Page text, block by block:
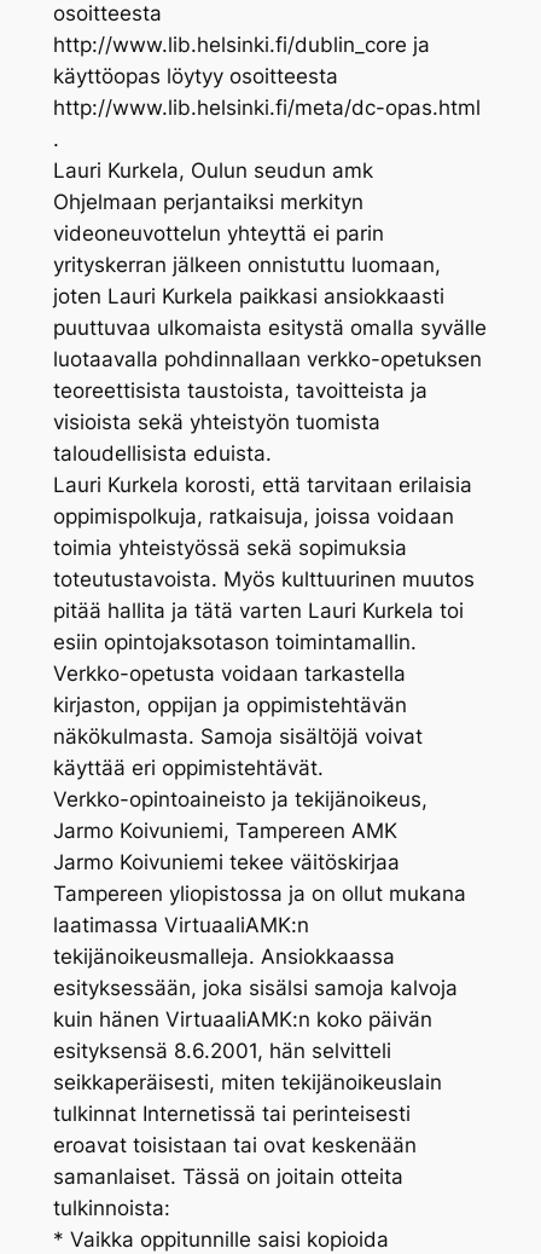
osoitteesta
http://www.lib.helsinki.fi/dublin_core ja
käyttöopas löytyy osoitteesta
http://www.lib.helsinki.fi/meta/dc-opas.html
.
Lauri Kurkela, Oulun seudun amk
Ohjelmaan perjantaiksi merkityn
videoneuvottelun yhteyttä ei parin
yrityskerran jälkeen onnistuttu luomaan,
joten Lauri Kurkela paikkasi ansiokkaasti
puuttuvaa ulkomaista esitystä omalla syvälle
luotaavalla pohdinnallaan verkko-opetuksen
teoreettisista taustoista, tavoitteista ja
visioista sekä yhteistyön tuomista
taloudellisista eduista.
Lauri Kurkela korosti, että tarvitaan erilaisia
oppimispolkuja, ratkaisuja, joissa voidaan
toimia yhteistyössä sekä sopimuksia
toteutustavoista. Myös kulttuurinen muutos
pitää hallita ja tätä varten Lauri Kurkela toi
esiin opintojaksotason toimintamallin.
Verkko-opetusta voidaan tarkastella
kirjaston, oppijan ja oppimistehtävän
näkökulmasta. Samoja sisältöjä voivat
käyttää eri oppimistehtävät.
Verkko-opintoaineisto ja tekijänoikeus,
Jarmo Koivuniemi, Tampereen AMK
Jarmo Koivuniemi tekee väitöskirjaa
Tampereen yliopistossa ja on ollut mukana
laatimassa VirtuaaliAMK:n
tekijänoikeusmalleja. Ansiokkaassa
esityksessään, joka sisälsi samoja kalvoja
kuin hänen VirtuaaliAMK:n koko päivän
esityksensä 8.6.2001, hän selvitteli
seikkaperäisesti, miten tekijänoikeuslain
tulkinnat Internetissä tai perinteisesti
eroavat toisistaan tai ovat keskenään
samanlaiset. Tässä on joitain otteita
tulkinnoista:
* Vaikka oppitunnille saisi kopioida